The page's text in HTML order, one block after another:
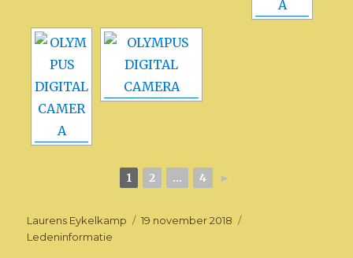
1 2 ... 4 ►
Auteur
Laurens Eykelkamp
Geplaatst
19 november 2018
Ledeninformatie